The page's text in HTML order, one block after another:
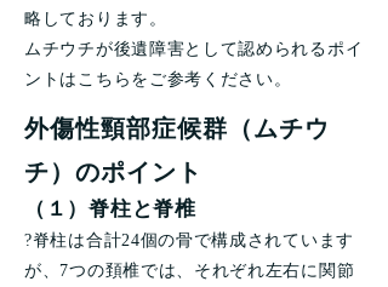
略しております。
ムチウチが後遺障害として認められるポイ
ントはこちらをご参考ください。
外傷性頸部症候群（ムチウ
チ）のポイント
（１）脊柱と脊椎
?脊柱は合計24個の骨で構成されています
が、7つの頚椎では、それぞれ左右に関節